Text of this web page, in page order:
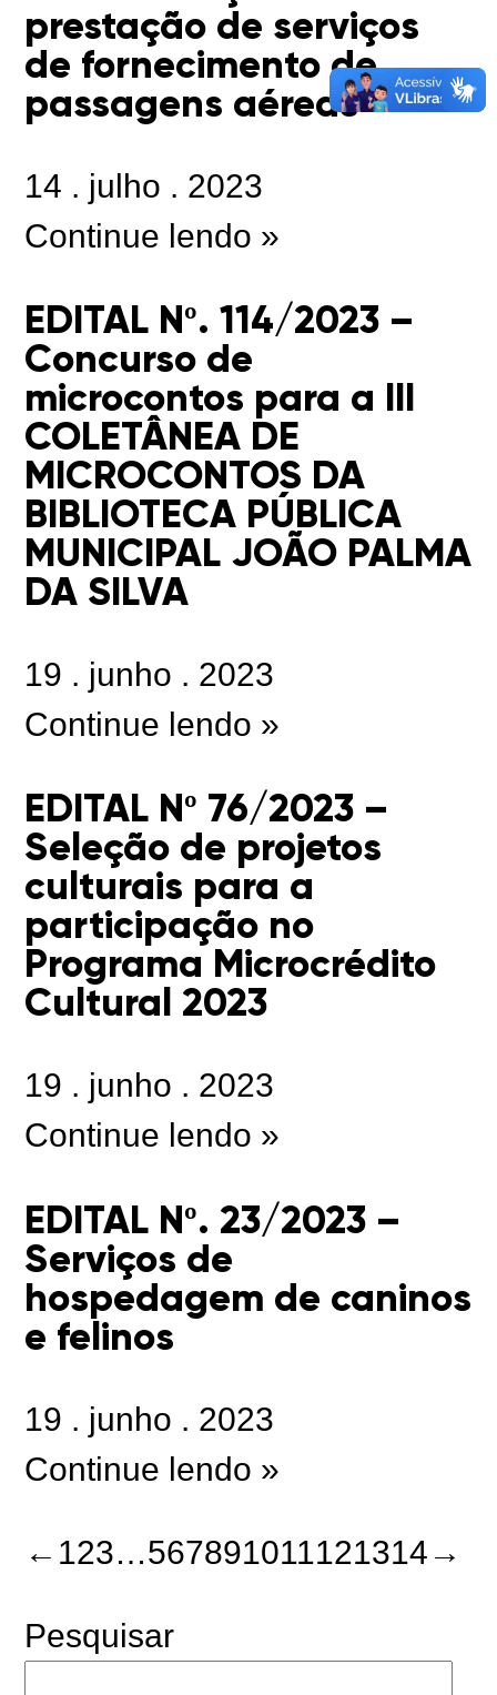
prestação de serviços
de fornecimento de
passagens aéreas
14 . julho . 2023
Continue lendo »
EDITAL Nº. 114/2023 –
Concurso de
microcontos para a III
COLETÂNEA DE
MICROCONTOS DA
BIBLIOTECA PÚBLICA
MUNICIPAL JOÃO PALMA
DA SILVA
19 . junho . 2023
Continue lendo »
EDITAL Nº 76/2023 –
Seleção de projetos
culturais para a
participação no
Programa Microcrédito
Cultural 2023
19 . junho . 2023
Continue lendo »
EDITAL Nº. 23/2023 –
Serviços de
hospedagem de caninos
e felinos
19 . junho . 2023
Continue lendo »
← 123…567891011121314 →
Pesquisar